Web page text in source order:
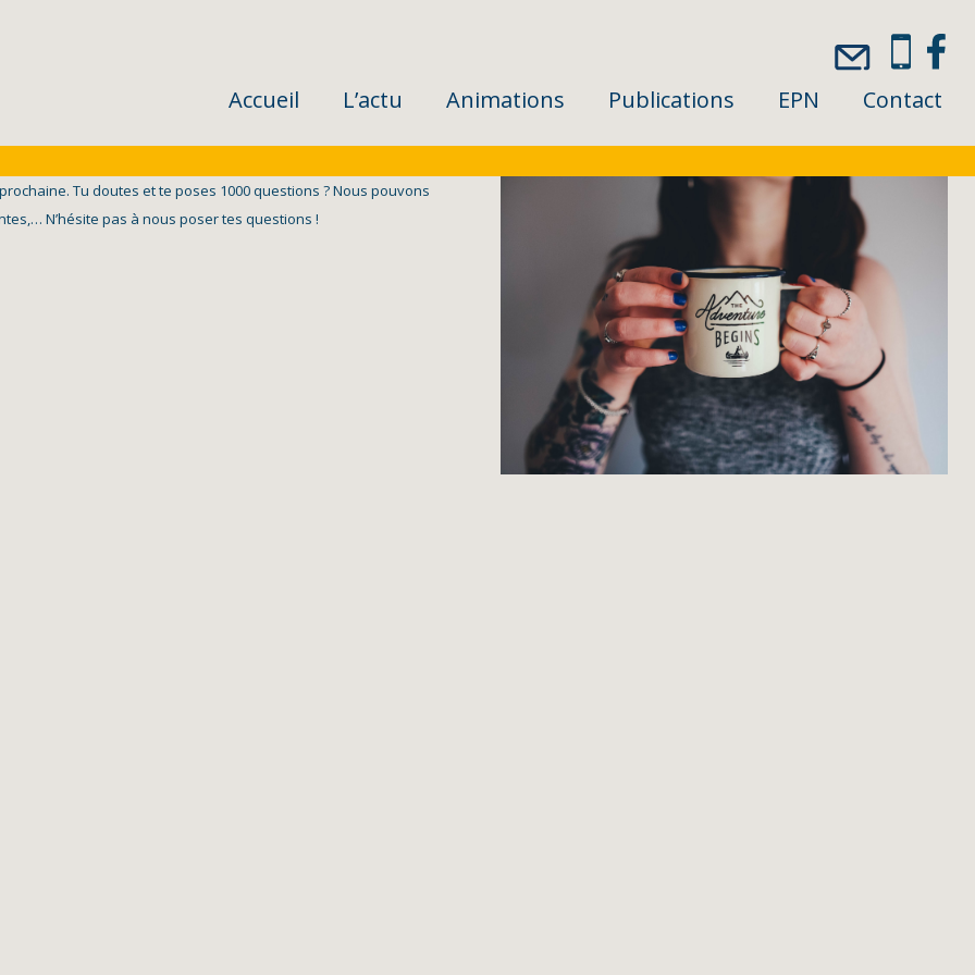
Accueil L’actu Animations Publications EPN Contact
Tu doutes et te poses 1000 questions ? Nous pouvons
N’hésite pas à nous poser tes questions !